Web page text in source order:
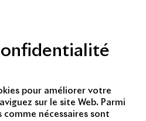
pour améliorer votre
sur le site Web. Parmi
comme nécessaires sont